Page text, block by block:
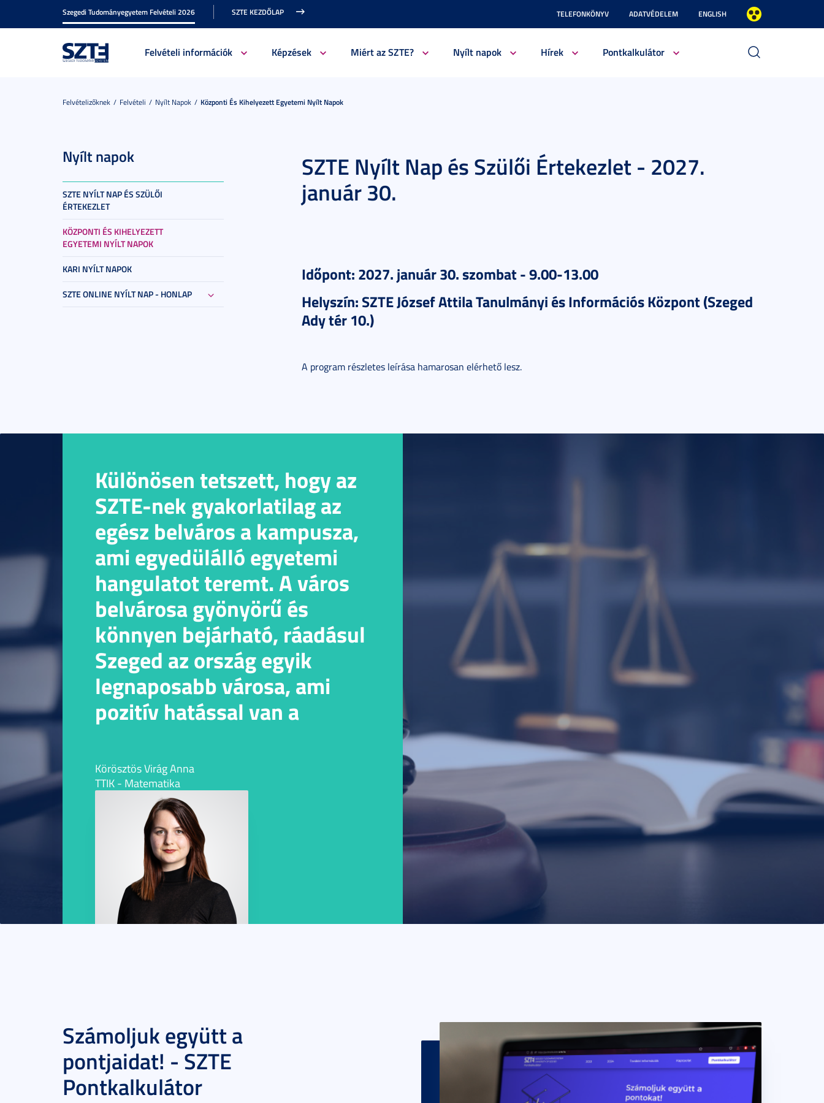
Szegedi Tudományegyetem Felvételi 2026 SZTE KEZDŐLAP TELEFONKÖNYV ADATVÉDELEM ENGLISH
Felvételi információk Képzések Miért az SZTE? Nyílt napok Hírek Pontkalkulátor
Felvételizőknek Felvételi Nyílt Napok Központi És Kihelyezett Egyetemi Nyílt Napok
Nyílt napok
SZTE NYÍLT NAP ÉS SZÜLŐI
ÉRTEKEZLET
KÖZPONTI ÉS KIHELYEZETT
EGYETEMI NYÍLT NAPOK
KARI NYÍLT NAPOK
SZTE ONLINE NYÍLT NAP - HONLAP
SZTE Nyílt Nap és Szülői Értekezlet - 2027.
január 30.
Időpont: 2027. január 30. szombat - 9.00-13.00
Helyszín: SZTE József Attila Tanulmányi és Információs Központ (Szeged
Ady tér 10.)
A program részletes leírása hamarosan elérhető lesz.
Különösen tetszett, hogy az
SZTE-nek gyakorlatilag az
egész belváros a kampusza,
ami egyedülálló egyetemi
hangulatot teremt. A város
belvárosa gyönyörű és
könnyen bejárható, ráadásul
Szeged az ország egyik
legnaposabb városa, ami
pozitív hatással van a
Körösztös Virág Anna
TTIK - Matematika
Számoljuk együtt a
pontjaidat! - SZTE
Pontkalkulátor